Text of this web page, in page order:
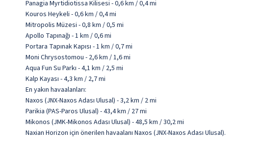
Panagia Myrtidiotissa Kilisesi - 0,6 km / 0,4 mi
Kouros Heykeli - 0,6 km / 0,4 mi
Mitropolis Müzesi - 0,8 km / 0,5 mi
Apollo Tapınağı - 1 km / 0,6 mi
Portara Tapınak Kapısı - 1 km / 0,7 mi
Moni Chrysostomou - 2,6 km / 1,6 mi
Aqua Fun Su Parkı - 4,1 km / 2,5 mi
Kalp Kayası - 4,3 km / 2,7 mi
En yakın havaalanları:
Naxos (JNX-Naxos Adası Ulusal) - 3,2 km / 2 mi
Parikia (PAS-Paros Ulusal) - 43,4 km / 27 mi
Mikonos (JMK-Mikonos Adası Ulusal) - 48,5 km / 30,2 mi
Naxian Horizon için önerilen havaalanı Naxos (JNX-Naxos Adası Ulusal).